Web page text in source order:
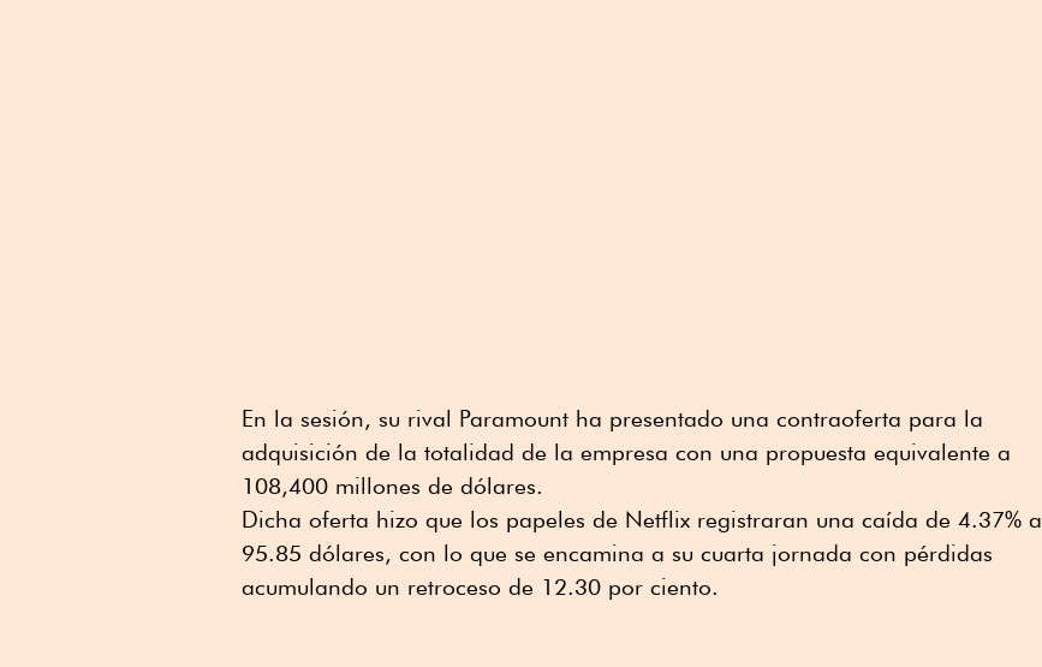
En la sesión, su rival Paramount ha presentado una contraoferta para la
adquisición de la totalidad de la empresa con una propuesta equivalente a
108,400 millones de dólares.
Dicha oferta hizo que los papeles de Netflix registraran una caída de 4.37% a
95.85 dólares, con lo que se encamina a su cuarta jornada con pérdidas
acumulando un retroceso de 12.30 por ciento.